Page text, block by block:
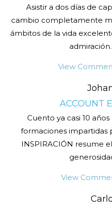
Asistir a dos días de
cambio completamente
ámbitos de la vida
View
ACCOUNT
Cuento ya casi 10
formaciones impartidas
INSPIRACIÓN resume
View